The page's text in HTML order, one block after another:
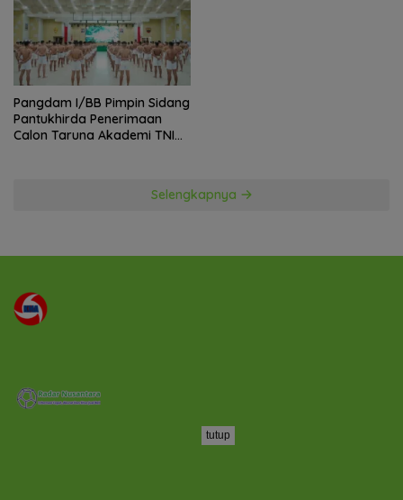
Pangdam I/BB Pimpin Sidang
Pantukhirda Penerimaan
Calon Taruna Akademi TNI
Selengkapnya
tutup